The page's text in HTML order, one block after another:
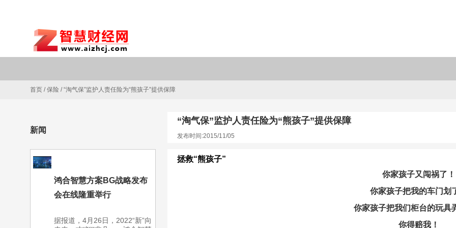
首页 /保险 /“淘气保”监护人责任险为“熊孩子”提供保障
新闻
鸿合智慧方案BG战略发布
会在线隆重举行
据报道，4月26日，2022“新”向
“淘气保”监护人责任险为“熊孩子”提供保障
发布时间:2015/11/05
拯救“熊孩子”
你家孩子又闯祸了！
你家孩子把我的车门划
你家孩子把我们柜台的玩具
你得赔我！